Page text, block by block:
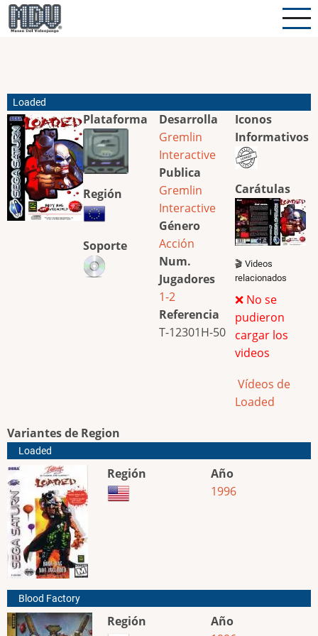
Pasar
al
Loaded
Plataforma
Región
Soporte
Desarrolla
Gremlin
Interactive
Publica
Gremlin
Interactive
Género
Acción
Num.
Jugadores
1-2
Referencia
T-12301H-50
Iconos
Informativos
Carátulas
🎬 Videos
relacionados
❌ No se
pudieron
cargar los
videos
Vídeos de
Loaded
Variantes de Region
Loaded
Región
Año
1996
Blood Factory
Región
Año